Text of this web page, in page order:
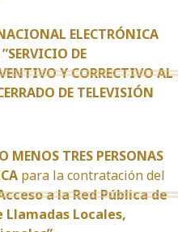
ELECTRÓNICA
”SERVICIO DE
Y CORRECTIVO AL
DE TELEVISIÓN
TRES PERSONAS
para la contratación del
a la Red Pública de
Locales,